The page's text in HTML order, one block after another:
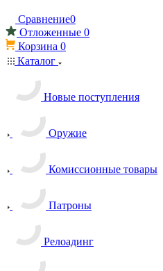
Сравнение0
Отложенные 0
Корзина 0
Каталог
Новые поступления
Оружие
Комиссионные товары
Патроны
Релоадинг